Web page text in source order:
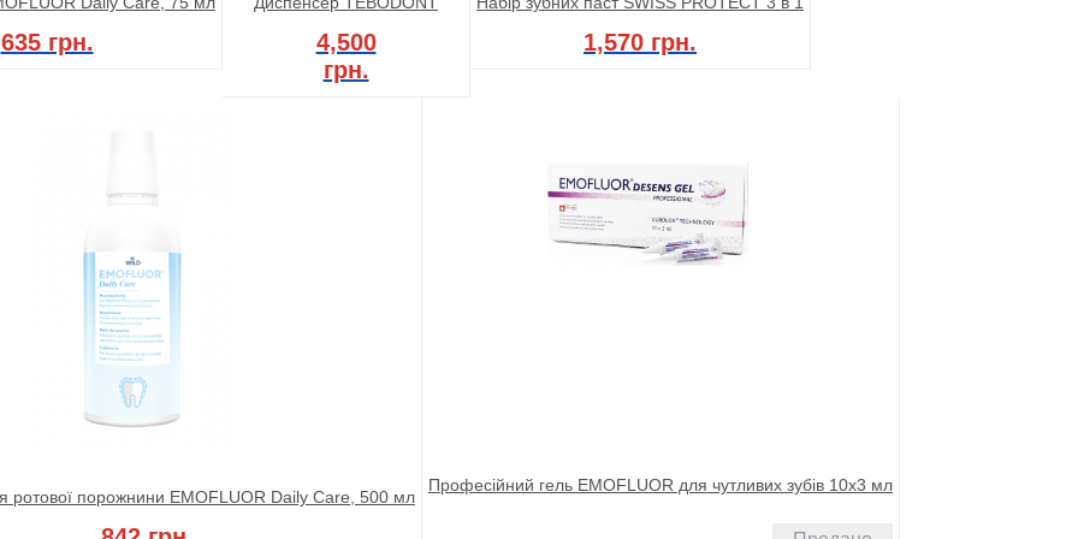
635 грн.
4,500
грн.
1,570 грн.
ротової порожнини EMOFLUOR Daily Care, 500 мл
Професійний гель EMOFLUOR для чутливих зубів 10x3 мл